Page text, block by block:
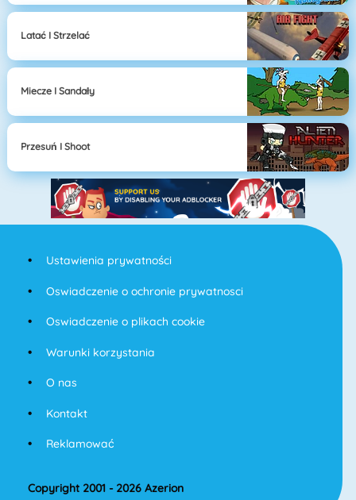
Latać I Strzelać
Miecze I Sandały
Przesuń I Shoot
Ustawienia prywatności
Oswiadczenie o ochronie prywatnosci
Oswiadczenie o plikach cookie
Warunki korzystania
O nas
Kontakt
Reklamować
Copyright 2001 - 2026 Azerion